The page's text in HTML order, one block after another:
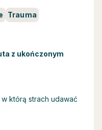
Trauma
z ukończonym
którą strach udawać